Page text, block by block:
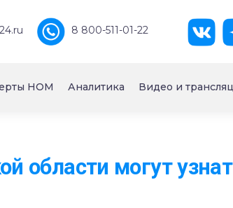
8 800-511-01-22
НОМ Аналитика Видео и
области могут